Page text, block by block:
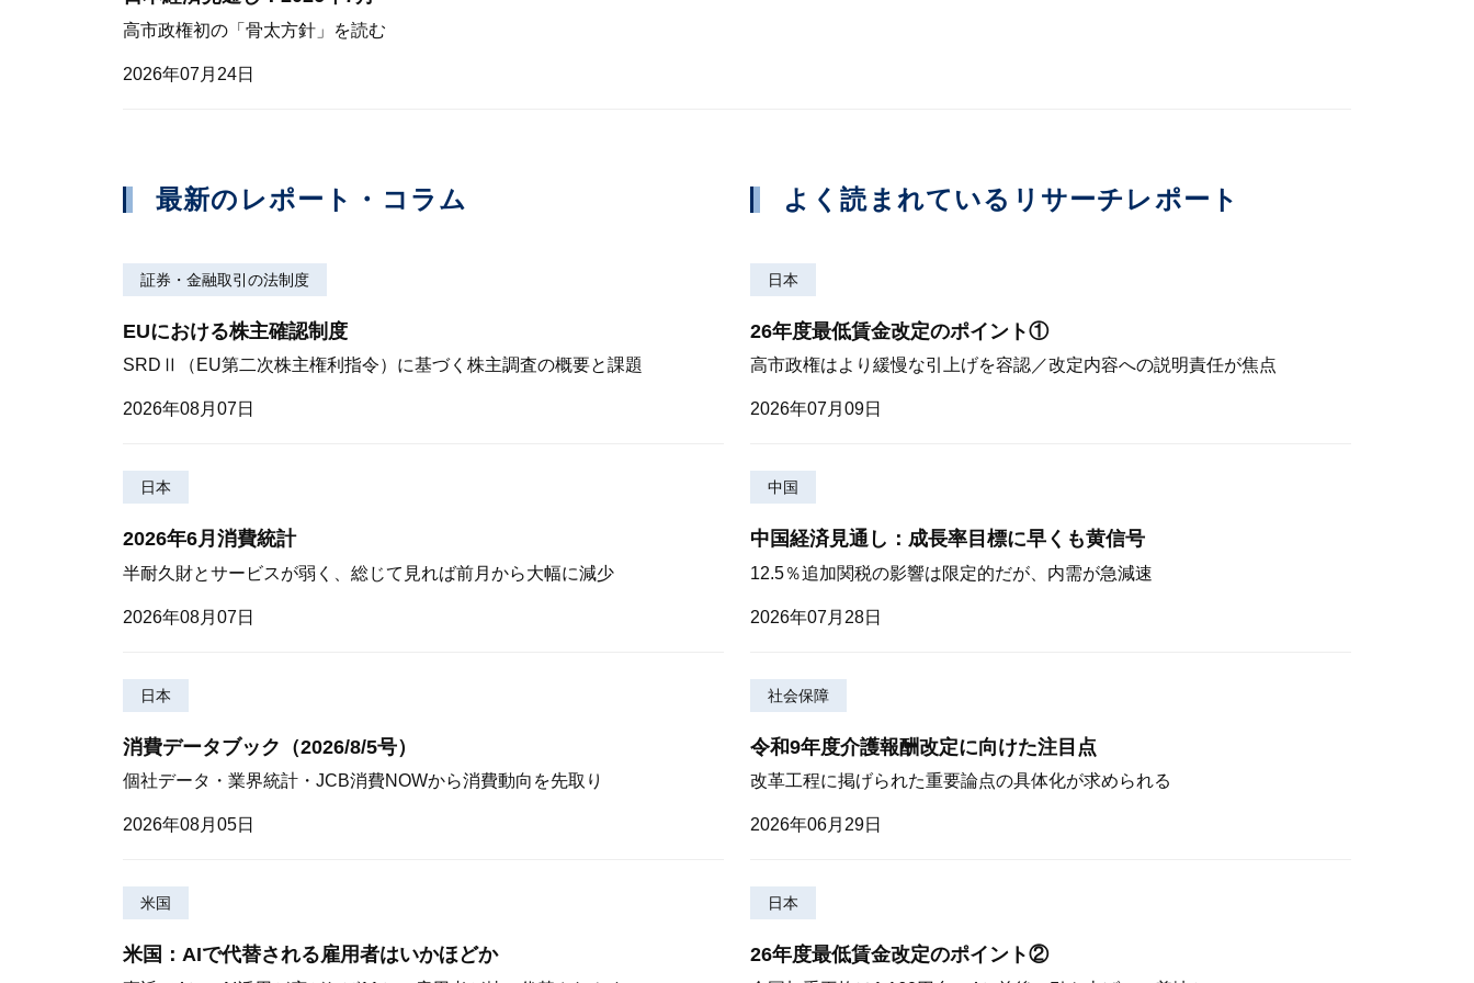
高市政権初の「骨太方針」を読む
2026年07月24日
最新のレポート・コラム
証券・金融取引の法制度
EUにおける株主確認制度
SRDⅡ（EU第二次株主権利指令）に基づく株主調査の概要と課題
2026年08月07日
日本
2026年6月消費統計
半耐久財とサービスが弱く、総じて見れば前月から大幅に減少
2026年08月07日
日本
消費データブック（2026/8/5号）
個社データ・業界統計・JCB消費NOWから消費動向を先取り
2026年08月05日
米国
米国：AIで代替される雇用者はいかほどか
よく読まれているリサーチレポート
日本
26年度最低賃金改定のポイント①
高市政権はより緩慢な引上げを容認／改定内容への説明責任が焦点
2026年07月09日
中国
中国経済見通し：成長率目標に早くも黄信号
12.5％追加関税の影響は限定的だが、内需が急減速
2026年07月28日
社会保障
令和9年度介護報酬改定に向けた注目点
改革工程に掲げられた重要論点の具体化が求められる
2026年06月29日
日本
26年度最低賃金改定のポイント②